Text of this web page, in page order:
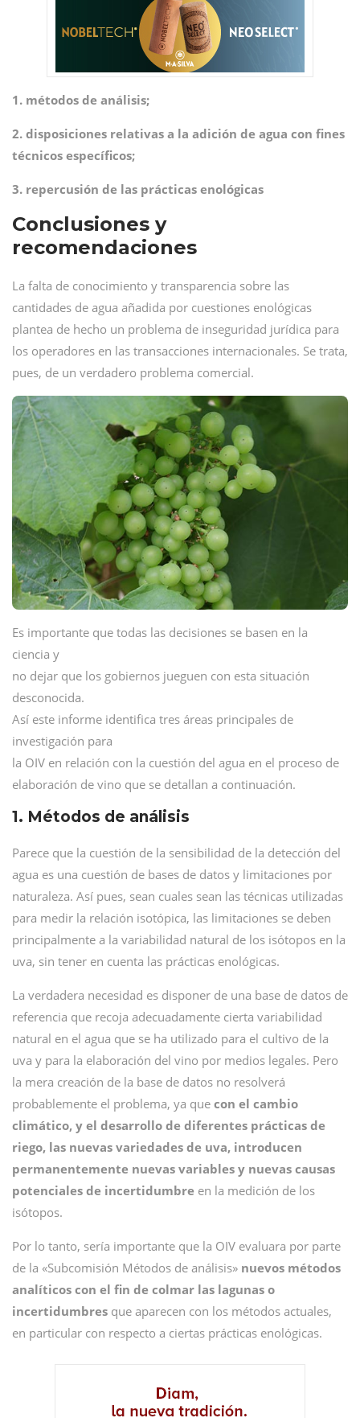
1. métodos de análisis;
2. disposiciones relativas a la adición de agua con fines
técnicos específicos;
3. repercusión de las prácticas enológicas
Conclusiones y
recomendaciones
La falta de conocimiento y transparencia sobre las
cantidades de agua añadida por cuestiones enológicas
plantea de hecho un problema de inseguridad jurídica para
los operadores en las transacciones internacionales. Se trata,
pues, de un verdadero problema comercial.
Es importante que todas las decisiones se basen en la
ciencia y
no dejar que los gobiernos jueguen con esta situación
desconocida.
Así este informe identifica tres áreas principales de
investigación para
la OIV en relación con la cuestión del agua en el proceso de
elaboración de vino que se detallan a continuación.
1. Métodos de análisis
Parece que la cuestión de la sensibilidad de la detección del
agua es una cuestión de bases de datos y limitaciones por
naturaleza. Así pues, sean cuales sean las técnicas utilizadas
para medir la relación isotópica, las limitaciones se deben
principalmente a la variabilidad natural de los isótopos en la
uva, sin tener en cuenta las prácticas enológicas.
La verdadera necesidad es disponer de una base de datos de
referencia que recoja adecuadamente cierta variabilidad
natural en el agua que se ha utilizado para el cultivo de la
uva y para la elaboración del vino por medios legales. Pero
la mera creación de la base de datos no resolverá
probablemente el problema, ya que con el cambio
climático, y el desarrollo de diferentes prácticas de
riego, las nuevas variedades de uva, introducen
permanentemente nuevas variables y nuevas causas
potenciales de incertidumbre en la medición de los
isótopos.
Por lo tanto, sería importante que la OIV evaluara por parte
de la «Subcomisión Métodos de análisis» nuevos métodos
analíticos con el fin de colmar las lagunas o
incertidumbres que aparecen con los métodos actuales,
en particular con respecto a ciertas prácticas enológicas.